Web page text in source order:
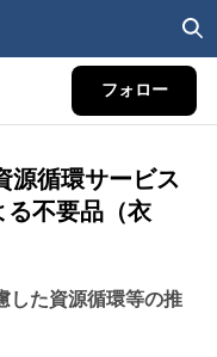
フォロー
源循環サービス
る不要品（衣
した資源循環等の推